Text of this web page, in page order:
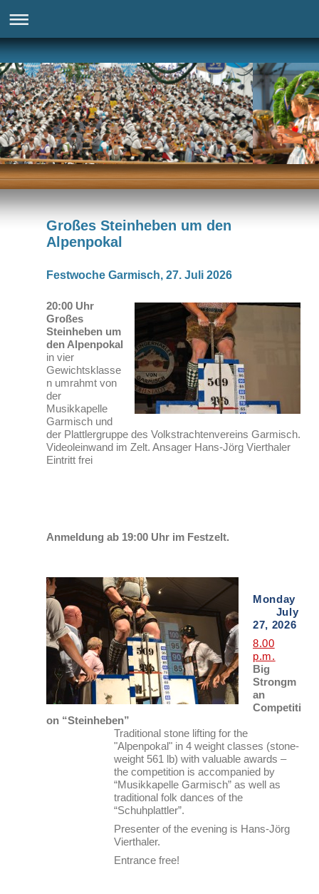
Großes Steinheben um den
Alpenpokal
Festwoche Garmisch, 27. Juli 2026
20:00 Uhr
Großes
Steinheben um
den Alpenpokal
in vier
Gewichtsklasse
n umrahmt von
der
Musikkapelle
Garmisch und
der Plattlergruppe des Volkstrachtenvereins Garmisch.
Videoleinwand im Zelt. Ansager Hans-Jörg Vierthaler
Eintritt frei
Anmeldung ab 19:00 Uhr im Festzelt.
Monday
July
27, 2026
8.00
p.m.
Big
Strongm
an
Competiti
on “Steinheben”
Traditional stone lifting for the
"Alpenpokal" in 4 weight classes (stone-
weight 561 lb) with valuable awards –
the competition is accompanied by
“Musikkapelle Garmisch” as well as
traditional folk dances of the
“Schuhplattler”.
Presenter of the evening is Hans-Jörg
Vierthaler.
Entrance free!